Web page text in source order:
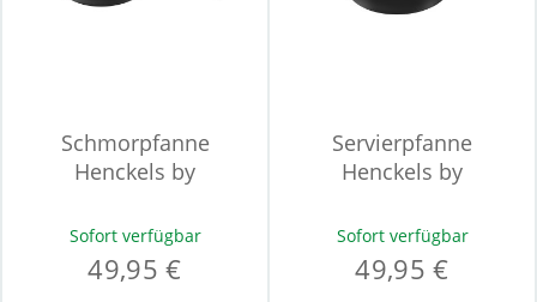
Schmorpfanne
Henckels by
CERAMIC
Sofort verfügbar
49,95 €
Servierpfanne
Henckels by
CERAMIC
Sofort verfügbar
49,95 €